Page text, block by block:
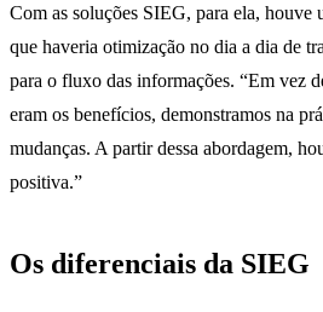
Com as soluções SIEG, para ela, houve
que haveria otimização no dia a dia de
para o fluxo das informações. “Em vez
eram os benefícios, demonstramos na
mudanças. A partir dessa abordagem,
positiva.”
Os diferenciais da SIEG